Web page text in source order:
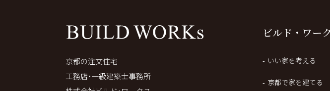
京都の注文住宅
工務店・一級建築士事務所
ビルド・ワー
いい家を考える
京都で家を建てる